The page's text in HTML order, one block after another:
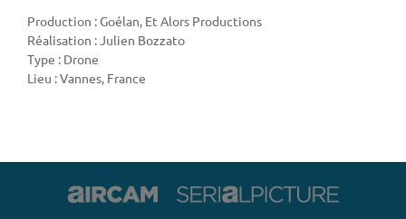
Production : Goélan, Et Alors Productions
Réalisation : Julien Bozzato
Type : Drone
Lieu : Vannes, France